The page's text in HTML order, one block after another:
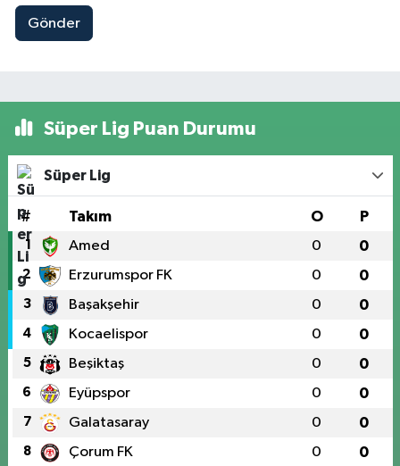
Gönder
Süper Lig Puan Durumu
Süper Lig
# Takım O P
1 Amed 0 0
2 Erzurumspor FK 0 0
3 Başakşehir 0 0
4 Kocaelispor 0 0
5 Beşiktaş 0 0
6 Eyüpspor 0 0
7 Galatasaray 0 0
8 Çorum FK 0 0